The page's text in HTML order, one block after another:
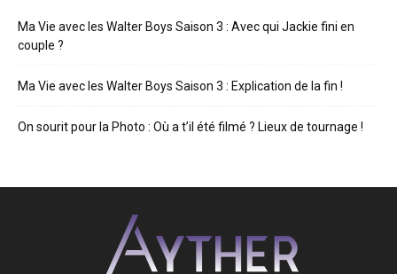
Ma Vie avec les Walter Boys Saison 3 : Avec qui Jackie fini en
couple ?
Ma Vie avec les Walter Boys Saison 3 : Explication de la fin !
On sourit pour la Photo : Où a t’il été filmé ? Lieux de tournage !